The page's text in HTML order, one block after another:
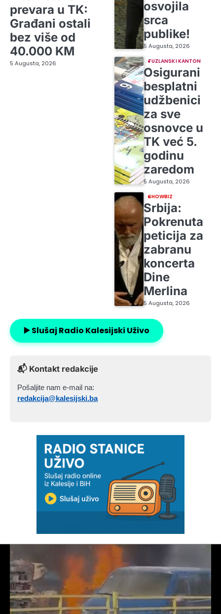
prevara u TK:
Građani ostali
bez više od
40.000 KM
5 Augusta, 2026
osvojila
srca
publike!
5 Augusta, 2026
TUZLANSKI KANTON
Osigurani
besplatni
udžbenici
za sve
osnovce u
TK već 5.
godinu
zaredom
5 Augusta, 2026
SHOWBIZ
Srbija:
Pokrenuta
peticija za
zabranu
koncerta
Dine
Merlina
5 Augusta, 2026
▶️ Slušaj Radio Kalesijski Uživo
📬 Kontakt redakcije
Pošaljite nam e-mail na:
redakcija@kalesijski.ba